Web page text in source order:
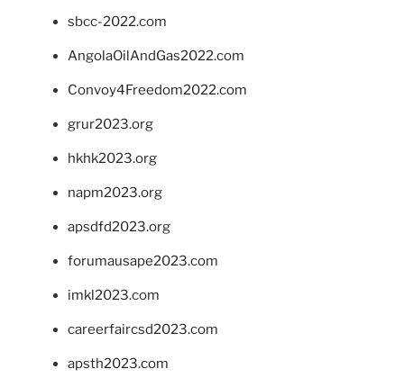
sbcc-2022.com
AngolaOilAndGas2022.com
Convoy4Freedom2022.com
grur2023.org
hkhk2023.org
napm2023.org
apsdfd2023.org
forumausape2023.com
imkl2023.com
careerfaircsd2023.com
apsth2023.com